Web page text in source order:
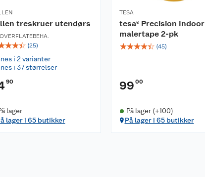
treskruer utendørs
☆☆☆ (25)
i 2 varianter
i 37 størrelser
90
lager
lager i 65 butikker
TESA
tesa® Precision Indoor
malertape 2-pk
☆☆☆☆☆ (45)
99 00
På lager (+100)
På lager i 65 butikker